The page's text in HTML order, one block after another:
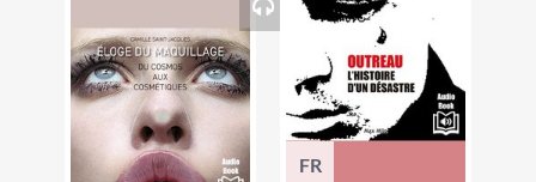
FR